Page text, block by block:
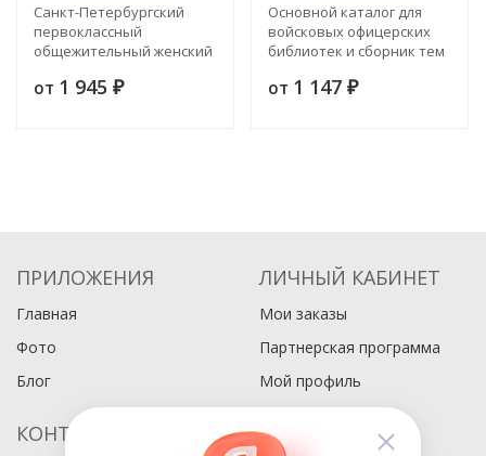
Санкт-Петербургский
первоклассный
общежительный женский
История и описание
от 1 945 ₽
Основной каталог для
войсковых офицерских
библиотек и сборник тем
войсковых собраниях
от 1 147 ₽
ПРИЛОЖЕНИЯ
Главная
Фото
Блог
ЛИЧНЫЙ КАБИНЕТ
Мои заказы
Партнерская программа
Мой профиль
КОНТАКТЫ